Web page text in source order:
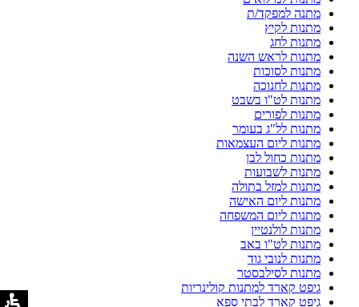
מתנה למפקד/ת
מתנות לקיץ
מתנות לחג
מתנות לראש השנה
מתנות לסוכות
מתנות לחנוכה
מתנות לט"ו בשבט
מתנות לפורים
מתנות לל"ג בעומר
מתנות ליום העצמאות
מתנות כחול לבן
מתנות לשבועות
מתנות למזל בתולה
מתנות ליום האישה
מתנות ליום המשפחה
מתנות לולנטיין
מתנות לט"ו באב
מתנות לנובי גוד
מתנות לסילבסטר
גיפט קארד למתנות קולינריות
גיפט קארד לבתי ספא